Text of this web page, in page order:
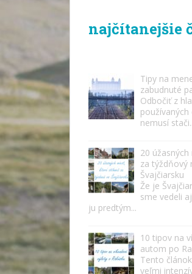
najčítanejšie
Tipy na
zabudnuté
Odbočiť z
nemusí
20
za týždňový
Švajčiarsku
Že je
sme vedeli
ju predtým...
10 tipov na
autom po
Tento
veľmi